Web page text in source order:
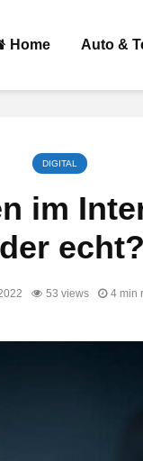
Home Auto &
DIGITAL
im
echt?
53 views 4 min